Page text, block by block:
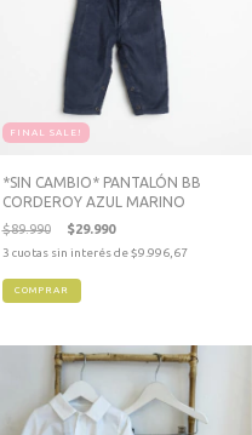
FINAL SALE!
*SIN CAMBIO* PANTALÓN BB
CORDEROY AZUL MARINO
$89.990 $29.990
3 cuotas sin interés de$9.996,67
COMPRAR